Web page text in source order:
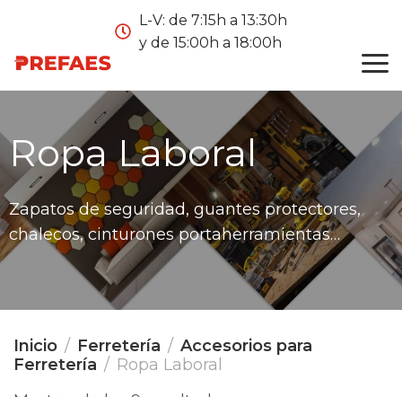
L-V: de 7:15h a 13:30h
y de 15:00h a 18:00h
Ropa Laboral
Zapatos de seguridad, guantes protectores,
chalecos, cinturones portaherramientas…
Inicio Ferretería
Accesorios para
Ferretería
Ropa Laboral